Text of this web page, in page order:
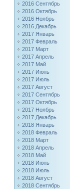
2016 Сентябрь
2016 Октябрь
2016 Ноябрь
2016 Декабрь
2017 Январь
2017 Февраль
2017 Март
2017 Апрель
2017 Май
2017 Июнь
2017 Июль
2017 Август
2017 Сентябрь
2017 Октябрь
2017 Ноябрь
2017 Декабрь
2018 Январь
2018 Февраль
2018 Март
2018 Апрель
2018 Май
2018 Июнь
2018 Июль
2018 Август
2018 Сентябрь